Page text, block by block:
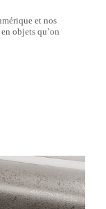
et nos
objets qu’on